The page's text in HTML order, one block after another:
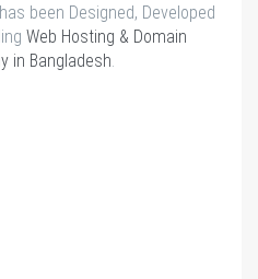
been Designed, Developed
Web Hosting & Domain
in Bangladesh.